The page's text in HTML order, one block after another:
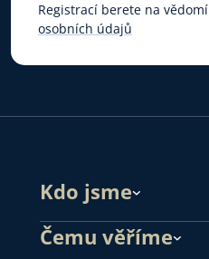
Registrací berete na vědomí
osobních údajů
Kdo jsme
Čemu věříme